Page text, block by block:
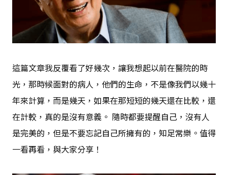
這篇文章我反覆看了好幾次，讓我想起以前在醫院的時
光，那時候面對的病人，他們的生命，不是像我們以幾十
年來計算，而是幾天，如果在那短短的幾天還在比較，還
在計較，真的是沒有意義。 隨時都要提醒自己，沒有人
是完美的，但是不要忘記自己所擁有的，知足常樂。值得
一看再看，與大家分享！